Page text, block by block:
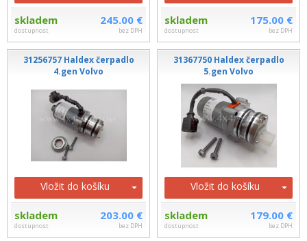
skladem
dostupnost
245.00 €
bez DPH
skladem
dostupnost
175.00 €
bez DPH
31256757 Haldex čerpadlo
4.gen Volvo
Vložit do košíku
skladem
dostupnost
203.00 €
bez DPH
31367750 Haldex čerpadlo
5.gen Volvo
Vložit do košíku
skladem
dostupnost
179.00 €
bez DPH